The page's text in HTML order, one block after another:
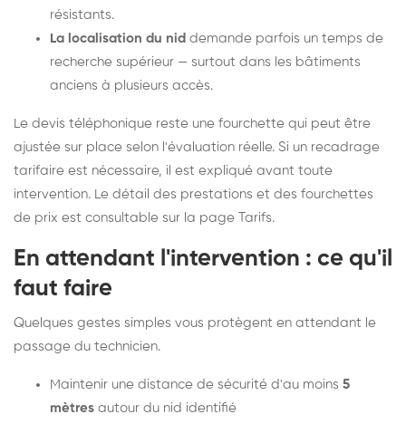
résistants.
La localisation du nid demande parfois un temps de
recherche supérieur — surtout dans les bâtiments
anciens à plusieurs accès.
Le devis téléphonique reste une fourchette qui peut être
ajustée sur place selon l'évaluation réelle. Si un recadrage
tarifaire est nécessaire, il est expliqué avant toute
intervention. Le détail des prestations et des fourchettes
de prix est consultable sur la page Tarifs.
En attendant l'intervention : ce qu'il
faut faire
Quelques gestes simples vous protègent en attendant le
passage du technicien.
Maintenir une distance de sécurité d'au moins 5
mètres autour du nid identifié